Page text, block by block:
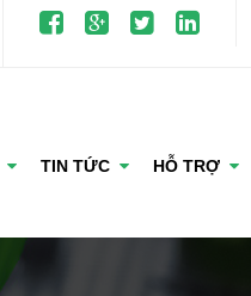
TIN TỨC HỖ TRỢ